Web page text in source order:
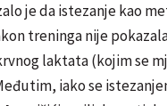
je da istezanje kao
treninga nije
laktata (kojim se
iako se